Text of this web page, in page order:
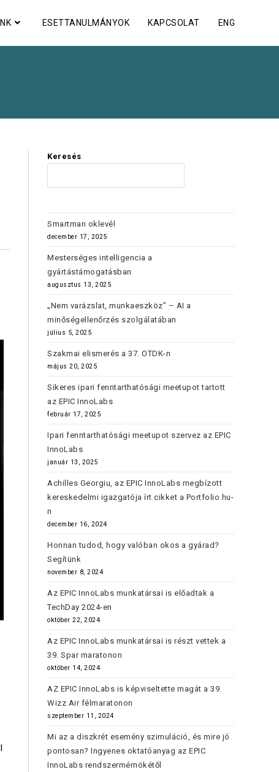
ESETTANULMÁNYOK KAPCSOLAT ENG
Keresés
Smartman oklevél
december 17, 2025
Mesterséges intelligencia a
gyártástámogatásban
augusztus 13, 2025
„Nem varázslat, munkaeszköz” – AI a
minőségellenőrzés szolgálatában
július 5, 2025
Szakmai elismerés a 37. OTDK-n
május 20, 2025
Sikeres ipari fenntarthatósági meetupot tartott
az EPIC InnoLabs
február 17, 2025
Ipari fenntarthatósági meetupot szervez az EPIC
InnoLabs
január 13, 2025
Achilles Georgiu, az EPIC InnoLabs megbízott
kereskedelmi igazgatója írt cikket a Portfolio.hu-
n
december 16, 2024
Honnan tudod, hogy valóban okos a gyárad?
Segítünk
november 8, 2024
Az EPIC InnoLabs munkatársai is előadtak a
TechDay 2024-en
október 22, 2024
Az EPIC InnoLabs munkatársai is részt vettek a
39. Spar maratonon
október 14, 2024
AZ EPIC InnoLabs is képviseltette magát a 39.
Wizz Air félmaratonon
szeptember 11, 2024
Mi az a diszkrét esemény szimuláció, és mire jó
pontosan? Ingyenes oktatóanyag az EPIC
InnoLabs rendszermérnökétől